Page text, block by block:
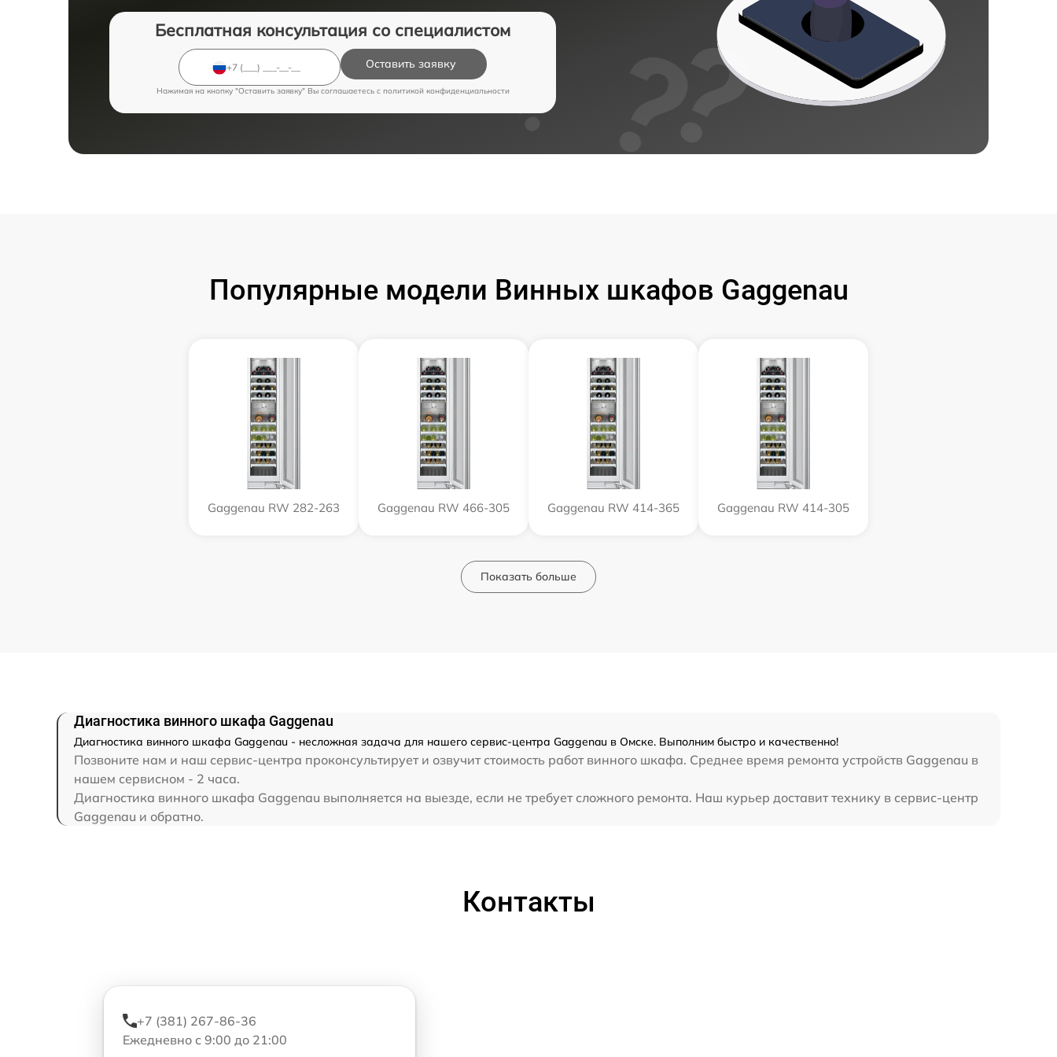
Бесплатная консультация со специалистом
Оставить заявку
Нажимая на кнопку "Оставить заявку" Вы соглашаетесь c политикой конфиденциальности
Популярные модели Винных шкафов Gaggenau
Gaggenau RW 282-263 Gaggenau RW 466-305 Gaggenau RW 414-365 Gaggenau RW 414-305
Показать больше
Диагностика винного шкафа Gaggenau
Диагностика винного шкафа Gaggenau - несложная задача для нашего сервис-центра Gaggenau в Омске. Выполним быстро и качественно!
Позвоните нам и наш сервис-центра проконсультирует и озвучит стоимость работ винного шкафа. Среднее время ремонта устройств Gaggenau в
нашем сервисном - 2 часа.
Диагностика винного шкафа Gaggenau выполняется на выезде, если не требует сложного ремонта. Наш курьер доставит технику в сервис-центр
Gaggenau и обратно.
Контакты
+7 (381) 267-86-36
Ежедневно с 9:00 до 21:00